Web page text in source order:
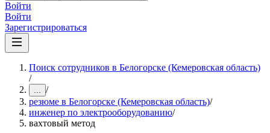
Войти
Войти
Зарегистрироваться
Поиск сотрудников в Белогорске (Кемеровская область)
/
... /
резюме в Белогорске (Кемеровская область)/
инженер по электрооборудованию/
вахтовый метод